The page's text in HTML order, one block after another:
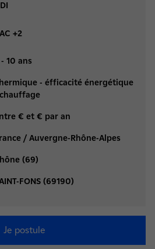
+2
- 10 ans
- éfficacité énergétique
€ et € par an
/ Auvergne-Rhône-Alpes
(69)
FONS (69190)
Je postule